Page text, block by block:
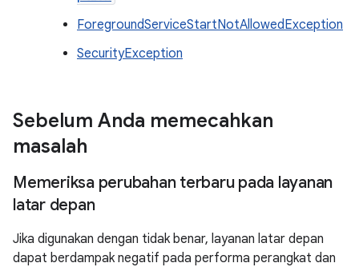
ForegroundServiceStartNotAllowedException
SecurityException
Sebelum Anda memecahkan
masalah
Memeriksa perubahan terbaru pada layanan
latar depan
Jika digunakan dengan tidak benar, layanan latar depan
dapat berdampak negatif pada performa perangkat dan